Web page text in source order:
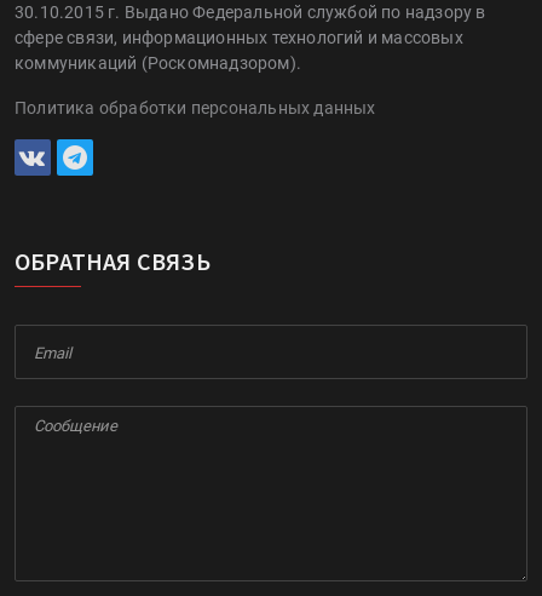
30.10.2015 г. Выдано Федеральной службой по надзору в
сфере связи, информационных технологий и массовых
коммуникаций (Роскомнадзором).
Политика обработки персональных данных
ОБРАТНАЯ СВЯЗЬ